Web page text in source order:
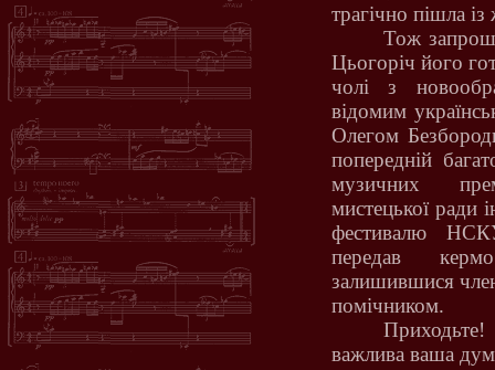
трагічно пішла із
Тож
Цьогоріч його
чолі з
відомим
Олегом
попередній
музичних
мистецької ради
фестивалю
передав
залишившися
помічником.
важлива ваша